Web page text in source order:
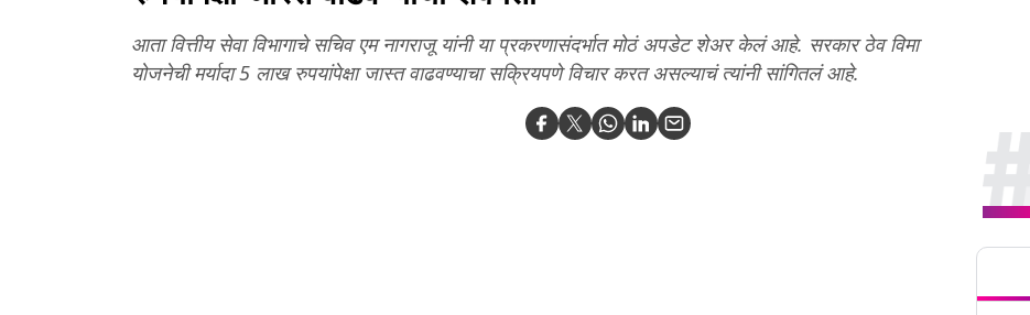
आता वित्तीय सेवा विभागाचे सचिव एम नागराजू यांनी या प्रकरणासंदर्भात मोठं अपडेट शेअर केलं आहे. सरकार ठेव विमा
योजनेची मर्यादा 5 लाख रुपयांपेक्षा जास्त वाढवण्याचा सक्रियपणे विचार करत असल्याचं त्यांनी सांगितलं आहे.